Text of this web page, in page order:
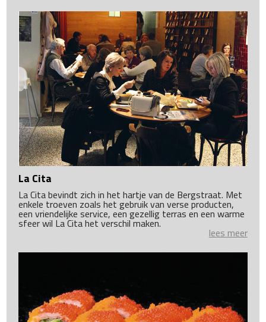
La Cita
La Cita bevindt zich in het hartje van de Bergstraat. Met
enkele troeven zoals het gebruik van verse producten,
een vriendelijke service, een gezellig terras en een warme
sfeer wil La Cita het verschil maken.
lees meer